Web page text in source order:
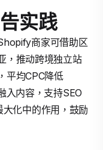
实践
商家可借助区
，推动跨境独立站
平均CPC降低
入内容，支持SEO
化中的作用，鼓励